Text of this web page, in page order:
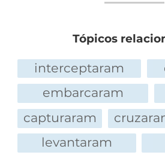
Tópicos
interceptaram
embarcaram
capturaram
levantaram